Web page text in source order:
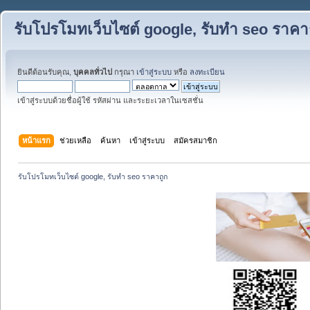
รับโปรโมทเว็บไซต์ google, รับทำ seo ราค
ยินดีต้อนรับคุณ, บุคคลทั่วไป กรุณา เข้าสู่ระบบ หรือ ลงทะเบียน
เข้าสู่ระบบด้วยชื่อผู้ใช้ รหัสผ่าน และระยะเวลาในเซสชั่น
หน้าแรก ช่วยเหลือ ค้นหา เข้าสู่ระบบ สมัครสมาชิก
รับโปรโมทเว็บไซต์ google, รับทำ seo ราคาถูก